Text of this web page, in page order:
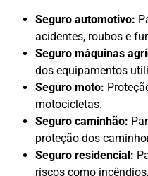
Seguro automotivo:
acidentes, roubos e
Seguro máquinas
dos equipamentos
Seguro moto:
motocicletas.
Seguro caminhão:
proteção dos
Seguro residencial:
riscos como